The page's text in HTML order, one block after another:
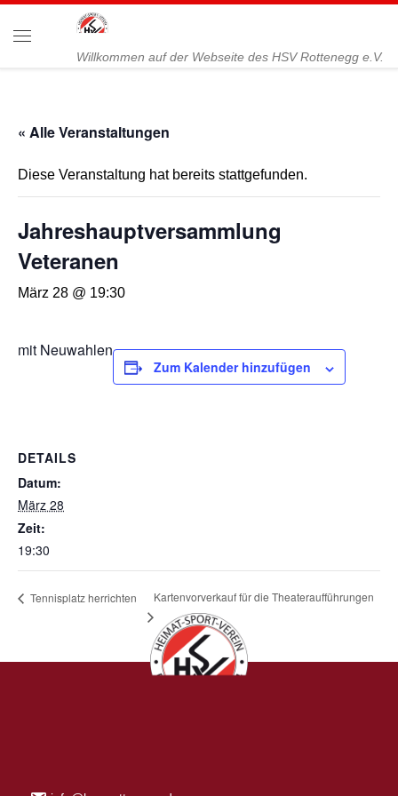
Zum Inhalt springen
Willkommen auf der Webseite des HSV Rottenegg e.V.
« Alle Veranstaltungen
Diese Veranstaltung hat bereits stattgefunden.
Jahreshauptversammlung
Veteranen
März 28 @ 19:30
mit Neuwahlen
Zum Kalender hinzufügen
DETAILS
Datum:
März 28
Zeit:
19:30
Tennisplatz herrichten Kartenvorverkauf für die Theateraufführungen